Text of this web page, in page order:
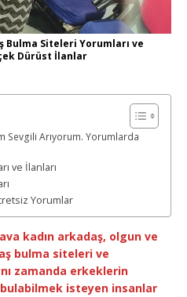
Bulma Siteleri Yorumları ve
Dürüst İlanlar
Sevgili Arıyorum. Yorumlarda
ve İlanları
Yorumlar
kadın arkadaş, olgun ve
bulma siteleri ve
zamanda erkeklerin
isteyen insanlar